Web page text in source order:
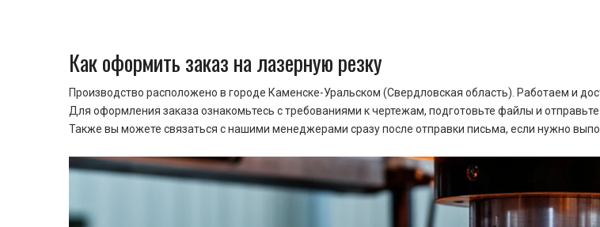
Как оформить заказ на лазерную резку
Производство расположено в городе Каменске-Уральском (Свердловская область). Работаем и
Для оформления заказа ознакомьтесь с требованиями к чертежам, подготовьте файлы и
Также вы можете связаться с нашими менеджерами сразу после отправки письма, если нужно